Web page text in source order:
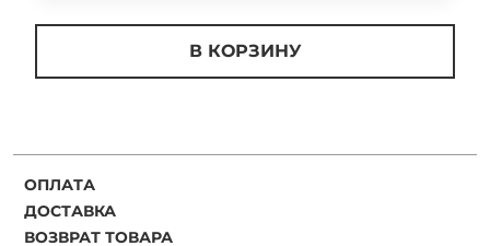
В КОРЗИНУ
ОПЛАТА
ДОСТАВКА
ВОЗВРАТ ТОВАРА